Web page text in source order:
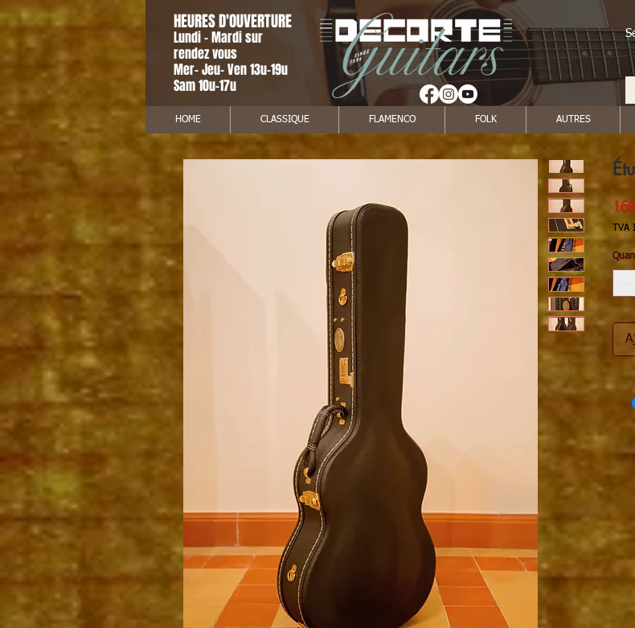
HEURES D'OUVERTURE
Lundi - Mardi sur
rendez vous
Mer- Jeu- Ven 13u-19u
Sam 10u-17u
HOME CLASSIQUE FLAMENCO FOLK AUTRES
TVA